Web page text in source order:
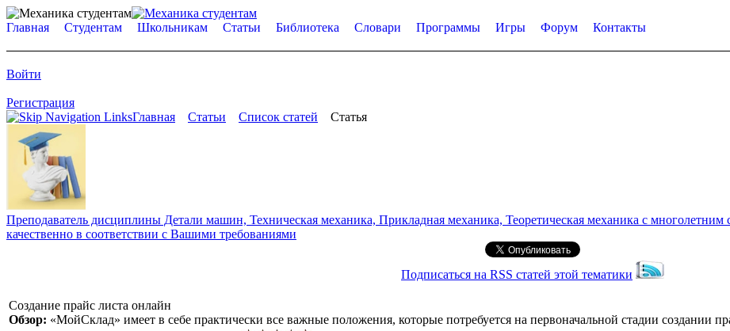
Главная Студентам Школьникам Статьи Библиотека Словари Программы Игры Форум Контакты
Войти
Регистрация
Главная
Статьи Список статей Статья
Преподаватель дисциплины Детали машин, Техническая механика, Прикладная механика, Теоретическая механика с
качественно в соответствии с Вашими требованиями
Подписаться на RSS статей этой тематики
Создание прайс листа онлайн
Обзор: «МойСклад» имеет в себе практически все важные положения, которые потребуется на первоначальной стадии создании